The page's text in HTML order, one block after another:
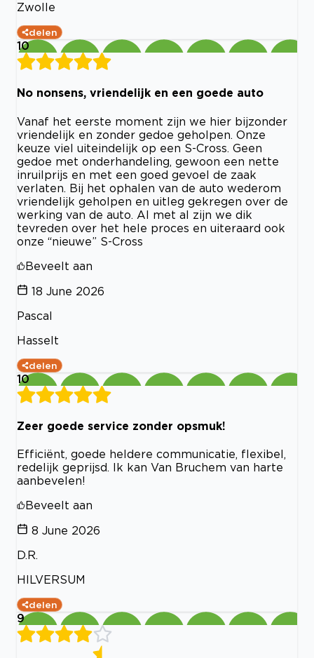
Zwolle
delen
10
No nonsens, vriendelijk en een goede auto
Vanaf het eerste moment zijn we hier bijzonder
vriendelijk en zonder gedoe geholpen. Onze
keuze viel uiteindelijk op een S-Cross. Geen
gedoe met onderhandeling, gewoon een nette
inruilprijs en met een goed gevoel de zaak
verlaten. Bij het ophalen van de auto wederom
vriendelijk geholpen en uitleg gekregen over de
werking van de auto. Al met al zijn we dik
tevreden over het hele proces en uiteraard ook
onze “nieuwe” S-Cross
Beveelt aan
18 June 2026
Pascal
Hasselt
delen
10
Zeer goede service zonder opsmuk!
Efficiënt, goede heldere communicatie, flexibel,
redelijk geprijsd. Ik kan Van Bruchem van harte
aanbevelen!
Beveelt aan
8 June 2026
D.R.
HILVERSUM
delen
9